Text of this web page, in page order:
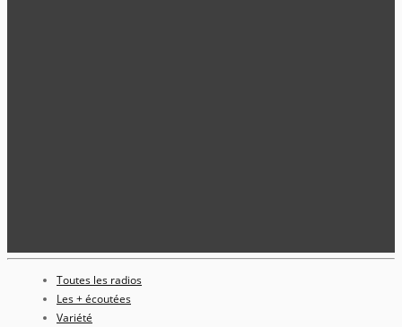
Toutes les radios
Les + écoutées
Variété